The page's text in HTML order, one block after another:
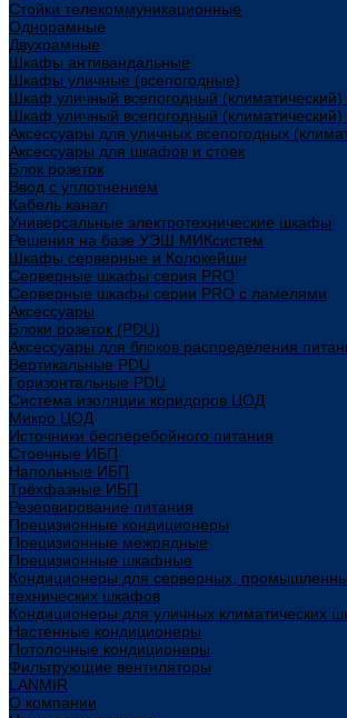
Стойки телекоммуникационные
Однорамные
Двухрамные
Шкафы антивандальные
Шкафы уличные (всепогодные)
Шкаф уличный всепогодный (климатический)
Шкаф уличный всепогодный
Аксессуары для уличных всепогодных
Аксессуары для шкафов и стоек
Блок розеток
Ввод с уплотнением
Кабель канал
Универсальные электротехнические шкафы
Решения на базе УЭШ МИКсистем
Шкафы серверные и Колокейшн
Серверные шкафы серия PRO
Серверные шкафы серии PRO с ламелями
Аксессуары
Блоки розеток (PDU)
Аксессуары для блоков распределения
Вертикальные PDU
Горизонтальные PDU
Система изоляции коридоров ЦОД
Микро ЦОД
Источники бесперебойного питания
Стоечные ИБП
Напольные ИБП
Трёхфазные ИБП
Резервирование питания
Прецизионные кондиционеры
Прецизионные межрядные
Прецизионные шкафные
Кондиционеры для серверных,
технических шкафов
Кондиционеры для уличных климатических
Настенные кондиционеры
Потолочные кондиционеры
Фильтрующие вентиляторы
LANMIR
О компании